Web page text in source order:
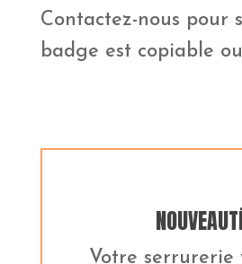
Contactez-nous pour
badge est copiable
Votre serrurerie